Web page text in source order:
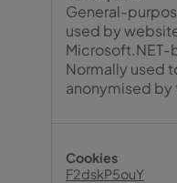
General-
used by
Normally used
anonymised by
F2dskP5ouY